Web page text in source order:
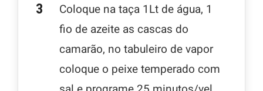
Coloque na taça 1Lt de água, 1
fio de azeite as cascas do
camarão, no tabuleiro de vapor
coloque o peixe temperado com